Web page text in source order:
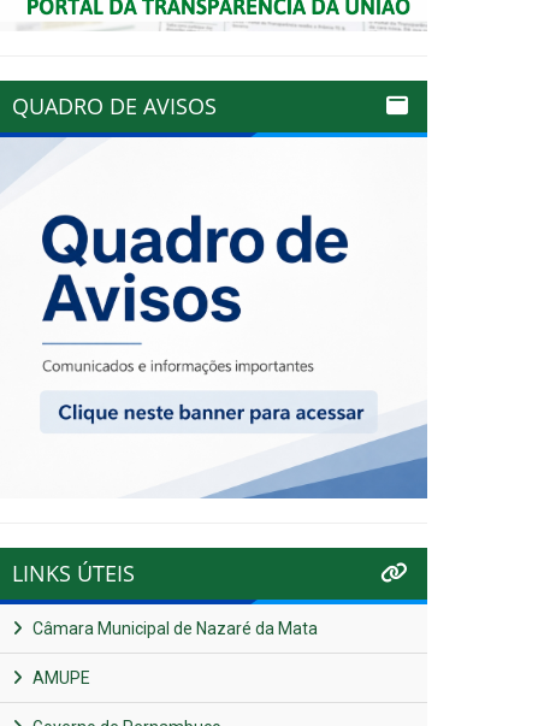
QUADRO DE AVISOS
LINKS ÚTEIS
Câmara Municipal de Nazaré da Mata
AMUPE